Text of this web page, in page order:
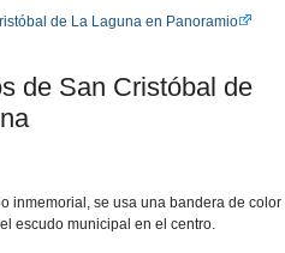
de La Laguna en Panoramio
de San Cristóbal de
inmemorial, se usa una bandera de color
escudo municipal en el centro.